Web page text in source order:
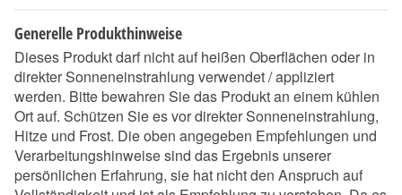
Generelle Produkthinweise
Dieses Produkt darf nicht auf heißen Oberflächen oder in
direkter Sonneneinstrahlung verwendet / appliziert
werden. Bitte bewahren Sie das Produkt an einem kühlen
Ort auf. Schützen Sie es vor direkter Sonneneinstrahlung,
Hitze und Frost. Die oben angegeben Empfehlungen und
Verarbeitungshinweise sind das Ergebnis unserer
persönlichen Erfahrung, sie hat nicht den Anspruch auf